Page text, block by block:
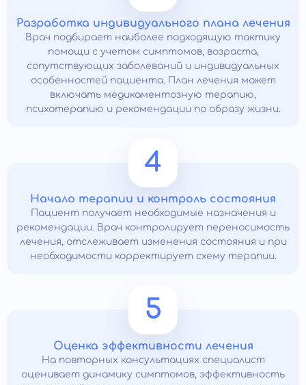
Разработка индивидуального плана лечения
Врач подбирает наиболее подходящую тактику
помощи с учетом симптомов, возраста,
сопутствующих заболеваний и индивидуальных
особенностей пациента. План лечения может
включать медикаментозную терапию,
психотерапию и рекомендации по образу жизни.
4
Начало терапии и контроль состояния
Пациент получает необходимые назначения и
рекомендации. Врач контролирует переносимость
лечения, отслеживает изменения состояния и при
необходимости корректирует схему терапии.
5
Оценка эффективности лечения
На повторных консультациях специалист
оценивает динамику симптомов, эффективность